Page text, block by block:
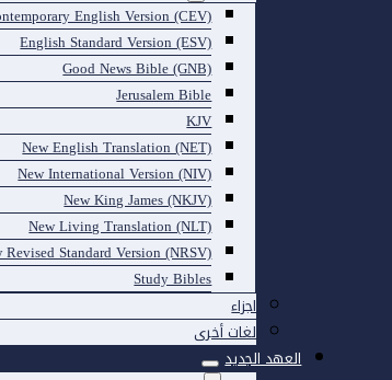
English Version (CEV)
English Standard Version (ESV)
Good News Bible (GNB)
Jerusalem Bible
KJV
New English Translation (NET)
New International Version (NIV)
New King James (NKJV)
New Living Translation (NLT)
Revised Standard Version (NRSV)
Study Bibles
اجزاء
لغات أخرى
العهد الجديد